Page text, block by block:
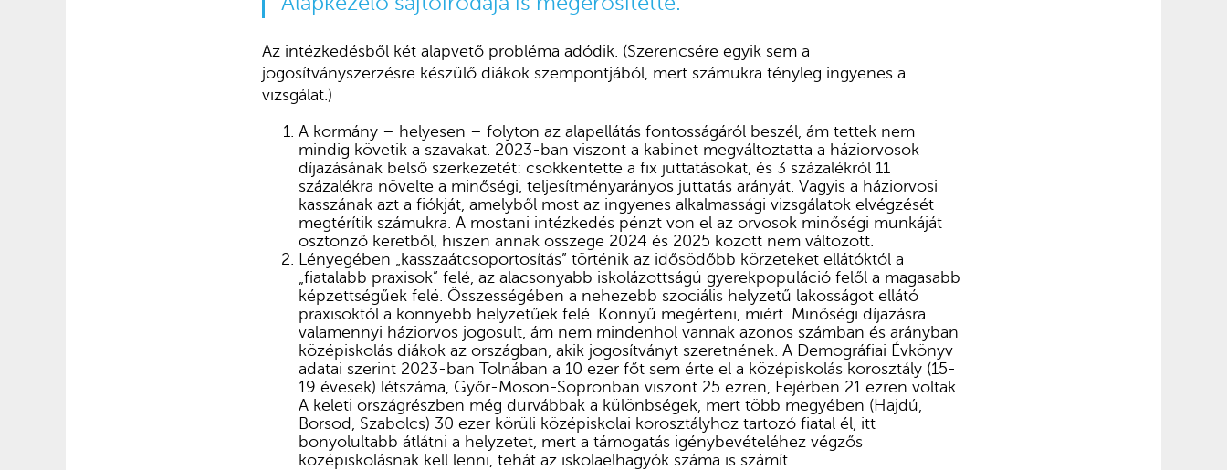
Az intézkedésből két alapvető probléma adódik. (Szerencsére egyik sem a
jogosítványszerzésre készülő diákok szempontjából, mert számukra tényleg ingyenes a
vizsgálat.)
A kormány – helyesen – folyton az alapellátás fontosságáról beszél, ám tettek nem
mindig követik a szavakat. 2023-ban viszont a kabinet megváltoztatta a háziorvosok
díjazásának belső szerkezetét: csökkentette a fix juttatásokat, és 3 százalékról 11
százalékra növelte a minőségi, teljesítményarányos juttatás arányát. Vagyis a háziorvosi
kasszának azt a fiókját, amelyből most az ingyenes alkalmassági vizsgálatok elvégzését
megtérítik számukra. A mostani intézkedés pénzt von el az orvosok minőségi munkáját
ösztönző keretből, hiszen annak összege 2024 és 2025 között nem változott.
Lényegében „kasszaátcsoportosítás” történik az idősödőbb körzeteket ellátóktól a
„fiatalabb praxisok” felé, az alacsonyabb iskolázottságú gyerekpopuláció felől a magasabb
képzettségűek felé. Összességében a nehezebb szociális helyzetű lakosságot ellátó
praxisoktól a könnyebb helyzetűek felé. Könnyű megérteni, miért. Minőségi díjazásra
valamennyi háziorvos jogosult, ám nem mindenhol vannak azonos számban és arányban
középiskolás diákok az országban, akik jogosítványt szeretnének. A Demográfiai Évkönyv
adatai szerint 2023-ban Tolnában a 10 ezer főt sem érte el a középiskolás korosztály (15-
19 évesek) létszáma, Győr-Moson-Sopronban viszont 25 ezren, Fejérben 21 ezren voltak.
A keleti országrészben még durvábbak a különbségek, mert több megyében (Hajdú,
Borsod, Szabolcs) 30 ezer körüli középiskolai korosztályhoz tartozó fiatal él, itt
bonyolultabb átlátni a helyzetet, mert a támogatás igénybevételéhez végzős
középiskolásnak kell lenni, tehát az iskolaelhagyók száma is számít.